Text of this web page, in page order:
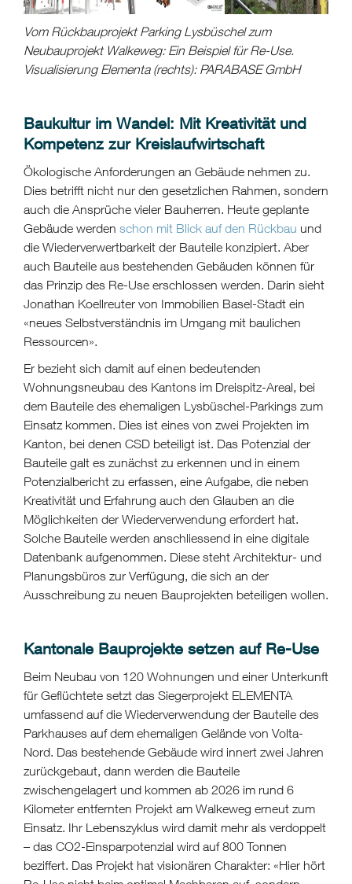
Vom Rückbauprojekt Parking Lysbüschel zum
Neubauprojekt Walkeweg: Ein Beispiel für Re-Use.
Visualisierung Elementa (rechts): PARABASE GmbH
Baukultur im Wandel: Mit Kreativität und
Kompetenz zur Kreislaufwirtschaft
Ökologische Anforderungen an Gebäude nehmen zu.
Dies betrifft nicht nur den gesetzlichen Rahmen, sondern
auch die Ansprüche vieler Bauherren. Heute geplante
Gebäude werden schon mit Blick auf den Rückbau und
die Wiederverwertbarkeit der Bauteile konzipiert. Aber
auch Bauteile aus bestehenden Gebäuden können für
das Prinzip des Re-Use erschlossen werden. Darin sieht
Jonathan Koellreuter von Immobilien Basel-Stadt ein
«neues Selbstverständnis im Umgang mit baulichen
Ressourcen».
Er bezieht sich damit auf einen bedeutenden
Wohnungsneubau des Kantons im Dreispitz-Areal, bei
dem Bauteile des ehemaligen Lysbüschel-Parkings zum
Einsatz kommen. Dies ist eines von zwei Projekten im
Kanton, bei denen CSD beteiligt ist. Das Potenzial der
Bauteile galt es zunächst zu erkennen und in einem
Potenzialbericht zu erfassen, eine Aufgabe, die neben
Kreativität und Erfahrung auch den Glauben an die
Möglichkeiten der Wiederverwendung erfordert hat.
Solche Bauteile werden anschliessend in eine digitale
Datenbank aufgenommen. Diese steht Architektur- und
Planungsbüros zur Verfügung, die sich an der
Ausschreibung zu neuen Bauprojekten beteiligen wollen.
Kantonale Bauprojekte setzen auf Re-Use
Beim Neubau von 120 Wohnungen und einer Unterkunft
für Geflüchtete setzt das Siegerprojekt ELEMENTA
umfassend auf die Wiederverwendung der Bauteile des
Parkhauses auf dem ehemaligen Gelände von Volta-
Nord. Das bestehende Gebäude wird innert zwei Jahren
zurückgebaut, dann werden die Bauteile
zwischengelagert und kommen ab 2026 im rund 6
Kilometer entfernten Projekt am Walkeweg erneut zum
Einsatz. Ihr Lebenszyklus wird damit mehr als verdoppelt
– das CO2-Einsparpotenzial wird auf800 Tonnen
beziffert. Das Projekt hat visionären Charakter: «Hier hört